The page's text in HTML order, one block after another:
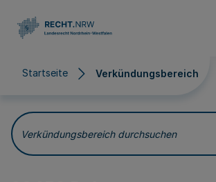
Startseite Verkündungsbereich
Verkündungsbereich durchsuchen